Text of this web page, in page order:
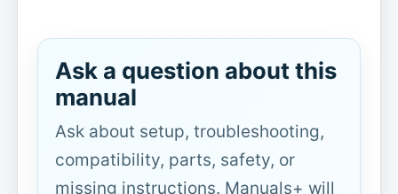
Ask a question about this
manual
Ask about setup, troubleshooting,
compatibility, parts, safety, or
missing instructions. Manuals+ will